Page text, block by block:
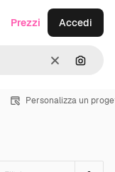
CancellaCerca
Prezzi Accedi
Personalizza un